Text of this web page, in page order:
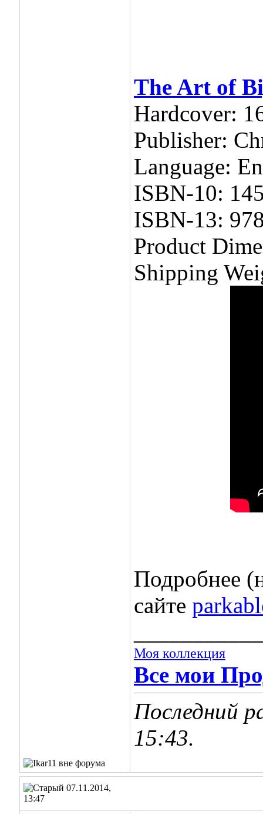
The Art of
Hardcover:
Publisher:
Language:
ISBN-10:
ISBN-13:
Product
Shipping
Подробнее
сайте
Моя коллекция
Все мои
Последний
15:43.
07.11.2014,
13:47